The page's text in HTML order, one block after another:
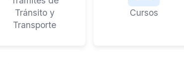
Tránsito y
Transporte
Cursos